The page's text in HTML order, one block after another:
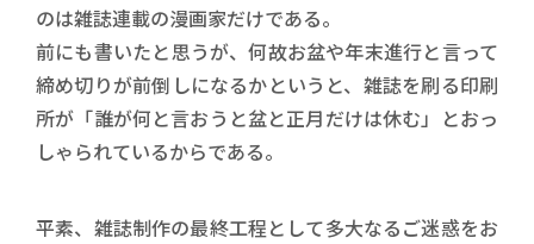
のは雑誌連載の漫画家だけである。
前にも書いたと思うが、何故お盆や年末進行と言って
締め切りが前倒しになるかというと、雑誌を刷る印刷
所が「誰が何と言おうと盆と正月だけは休む」とおっ
しゃられているからである。
平素、雑誌制作の最終工程として多大なるご迷惑をお